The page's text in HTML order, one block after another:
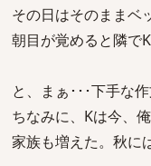
その日はそのままベ
朝目が覚めると隣で
と、まぁ･･･下手な作
ちなみに、Kは今、
家族も増えた。秋に